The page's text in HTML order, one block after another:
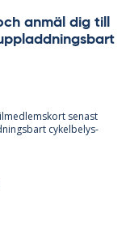
an­mäl dig till
se­nast
cy­kel­be­lys­